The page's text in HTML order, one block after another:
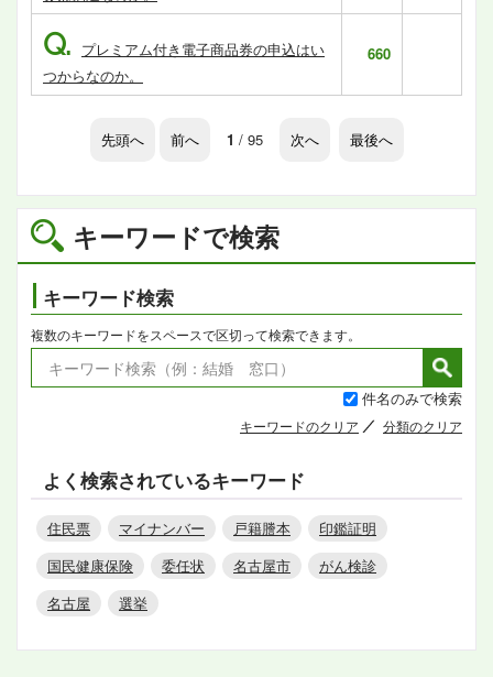
キーワードで検索
キーワード検索
複数のキーワードをスペースで区切って検索できます。
件名のみで検索
キーワードのクリア 分類のクリア
よく検索されているキーワード
住民票 マイナンバー 戸籍謄本
印鑑証明
国民健康保険
委任状 名古屋市
がん検診
名古屋
選挙
Q. プレミアム付き電子商品券の申込はい
つからなのか。
660
先頭へ 前へ 1 / 95 次へ 最後へ